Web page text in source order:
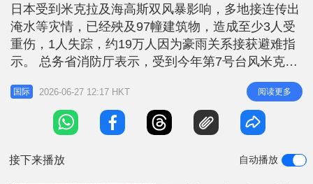
n
c
t
e
日本受到米克拉及海高斯双风暴影响，多地接连传出
淹水等灾情，已经殃及97幢建筑物，造成至少3人受
重伤，1人失踪，约19万人因为豪雨关系接获避难指
示。 总务省消防厅表示，受到今年第7号台风米克拉
与第8号台风海高斯，以及梅雨锋面带来的豪雨影
响，山口县与奈良县分别有2人与1人重伤；奈良县、
福冈县、佐贺县及鹿儿岛县总共有97幢房屋淹水。
奈良及九州部分地区97屋淹水 此外，关东、近畿及
国际 2026-06-27 12:17 HKT 阅读更多
接下来播放 自动播放